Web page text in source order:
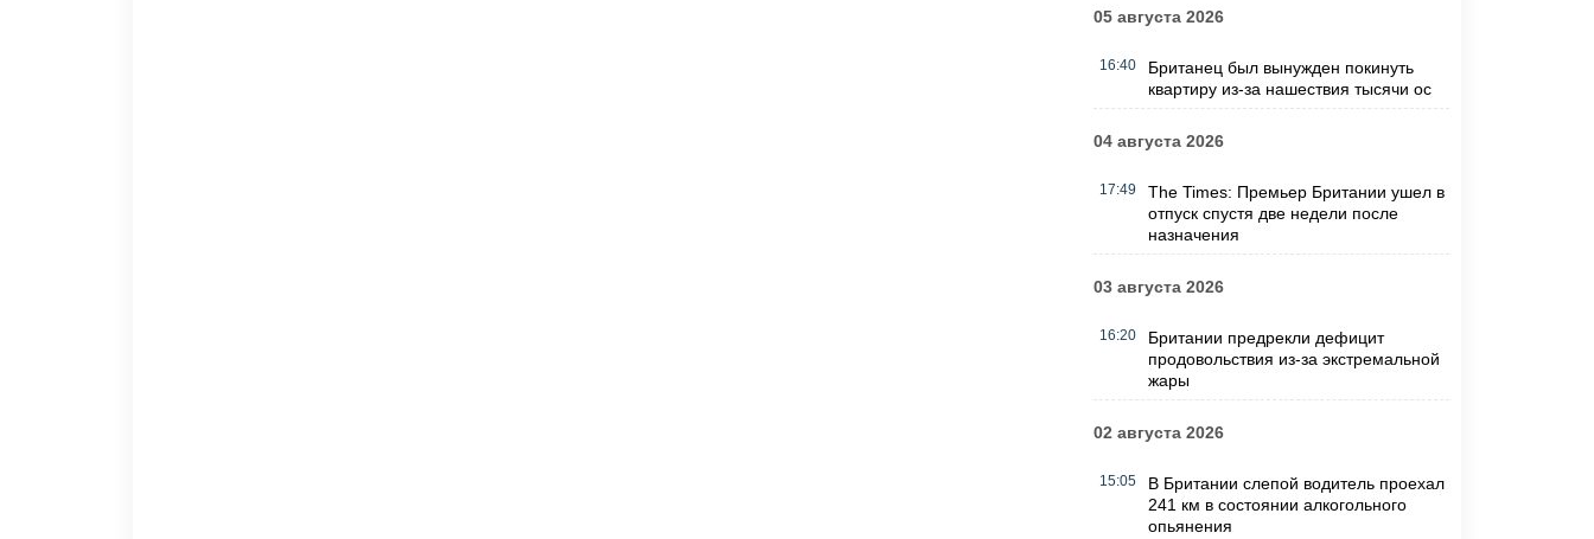
05 августа 2026
16:40
Британец был вынужден покинуть
квартиру из-за нашествия тысячи ос
04 августа 2026
17:49
The Times: Премьер Британии ушел в
отпуск спустя две недели после
назначения
03 августа 2026
16:20
Британии предрекли дефицит
продовольствия из-за экстремальной
жары
02 августа 2026
15:05
В Британии слепой водитель проехал
241 км в состоянии алкогольного
опьянения